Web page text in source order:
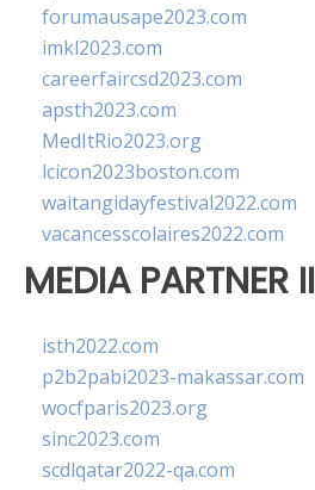
forumausape2023.com
imkl2023.com
careerfaircsd2023.com
apsth2023.com
MedItRio2023.org
lcicon2023boston.com
waitangidayfestival2022.com
vacancesscolaires2022.com
MEDIA PARTNER II
isth2022.com
p2b2pabi2023-makassar.com
wocfparis2023.org
sinc2023.com
scdlqatar2022-qa.com